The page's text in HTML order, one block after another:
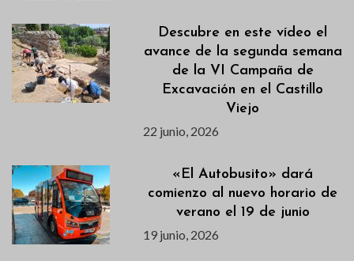
Descubre en este vídeo el
avance de la segunda semana
de la VI Campaña de
Excavación en el Castillo
Viejo
22 junio, 2026
«El Autobusito» dará
comienzo al nuevo horario de
verano el 19 de junio
19 junio, 2026